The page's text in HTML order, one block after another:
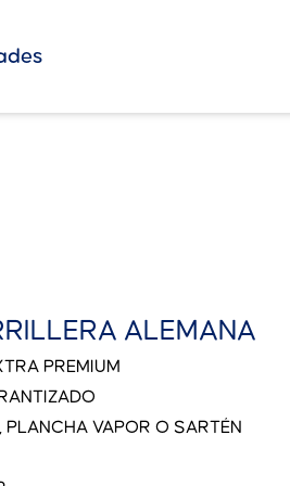
ALEMANA
PREMIUM
PLANCHA VAPOR O SARTÉN